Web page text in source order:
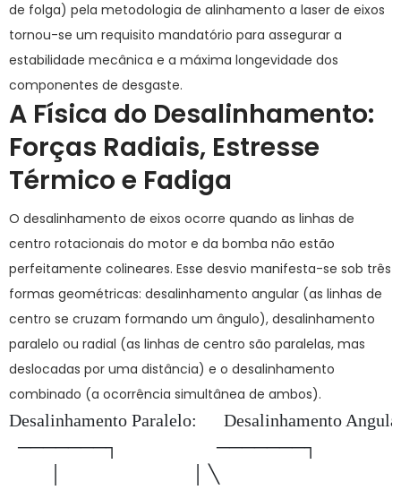
de folga) pela metodologia de alinhamento a laser de eixos
tornou-se um requisito mandatório para assegurar a
estabilidade mecânica e a máxima longevidade dos
componentes de desgaste.
A Física do Desalinhamento:
Forças Radiais, Estresse
Térmico e Fadiga
O desalinhamento de eixos ocorre quando as linhas de
centro rotacionais do motor e da bomba não estão
perfeitamente colineares. Esse desvio manifesta-se sob três
formas geométricas: desalinhamento angular (as linhas de
centro se cruzam formando um ângulo), desalinhamento
paralelo ou radial (as linhas de centro são paralelas, mas
deslocadas por uma distância) e o desalinhamento
combinado (a ocorrência simultânea de ambos).
Desalinhamento Paralelo:      Desalinhamento
  ───────┐                      ───────┐
         │                             │ ╲